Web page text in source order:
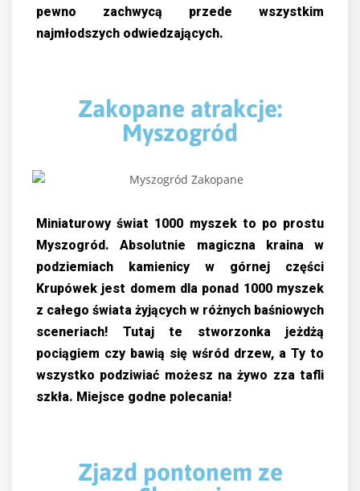
pewno zachwycą przede wszystkim
najmłodszych odwiedzających.
Zakopane atrakcje:
Myszogród
Miniaturowy świat 1000 myszek to po prostu
Myszogród. Absolutnie magiczna kraina w
podziemiach kamienicy w górnej części
Krupówek jest domem dla ponad 1000 myszek
z całego świata żyjących w różnych baśniowych
sceneriach! Tutaj te stworzonka jeżdżą
pociągiem czy bawią się wśród drzew, a Ty to
wszystko podziwiać możesz na żywo zza tafli
szkła. Miejsce godne polecania!
Zjazd pontonem ze